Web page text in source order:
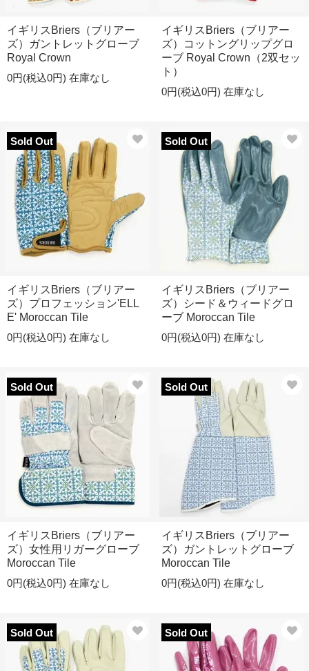
イギリスBriers（ブリアー
ズ）ガントレットグローブ
Royal Crown
0円(税込0円) 在庫なし
イギリスBriers（ブリアー
ズ）コットングリップグロ
ーブ Royal Crown（2双セッ
ト）
0円(税込0円) 在庫なし
Sold Out
イギリスBriers（ブリアー
ズ）プロフェッション'ELL
E' Moroccan Tile
0円(税込0円) 在庫なし
Sold Out
イギリスBriers（ブリアー
ズ）シード＆ウィードグロ
ーブ Moroccan Tile
0円(税込0円) 在庫なし
Sold Out
イギリスBriers（ブリアー
ズ）女性用リガーグローブ
Moroccan Tile
0円(税込0円) 在庫なし
Sold Out
イギリスBriers（ブリアー
ズ）ガントレットグローブ
Moroccan Tile
0円(税込0円) 在庫なし
Sold Out Sold Out